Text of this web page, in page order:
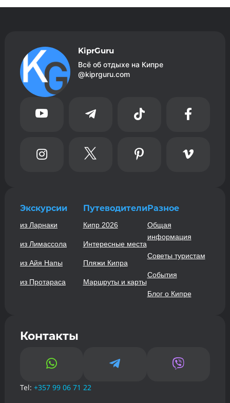
KiprGuru
Всё об отдыхе на Кипре
@kiprguru.com
   
   
Экскурсии
из Ларнаки
из Лимассола
из Айя Напы
из Протараса
Путеводители
Кипр 2026
Интересные места
Пляжи Кипра
Маршруты и карты
Разное
Общая
информация
Советы туристам
События
Блог о Кипре
Контакты
  
Tel: +357 99 06 71 22